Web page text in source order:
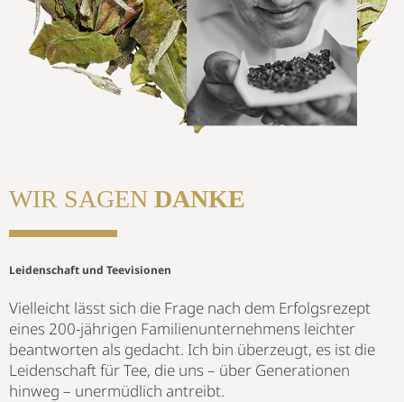
WIR SAGEN DANKE
Leidenschaft und Teevisionen
Vielleicht lässt sich die Frage nach dem Erfolgsrezept
eines 200-jährigen Familienunternehmens leichter
beantworten als gedacht. Ich bin überzeugt, es ist die
Leidenschaft für Tee, die uns – über Generationen
hinweg – unermüdlich antreibt.